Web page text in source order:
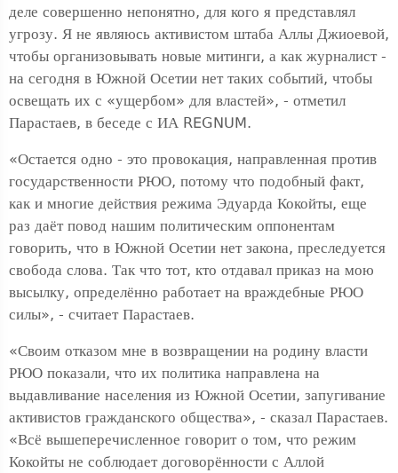
деле совершенно непонятно, для кого я представлял
угрозу. Я не являюсь активистом штаба Аллы Джиоевой,
чтобы организовывать новые митинги, а как журналист -
на сегодня в Южной Осетии нет таких событий, чтобы
освещать их с «ущербом» для властей», - отметил
Парастаев, в беседе с ИА REGNUM.
«Остается одно - это провокация, направленная против
государственности РЮО, потому что подобный факт,
как и многие действия режима Эдуарда Кокойты, еще
раз даёт повод нашим политическим оппонентам
говорить, что в Южной Осетии нет закона, преследуется
свобода слова. Так что тот, кто отдавал приказ на мою
высылку, определённо работает на враждебные РЮО
силы», - считает Парастаев.
«Своим отказом мне в возвращении на родину власти
РЮО показали, что их политика направлена на
выдавливание населения из Южной Осетии, запугивание
активистов гражданского общества», - сказал Парастаев.
«Всё вышеперечисленное говорит о том, что режим
Кокойты не соблюдает договорённости с Аллой